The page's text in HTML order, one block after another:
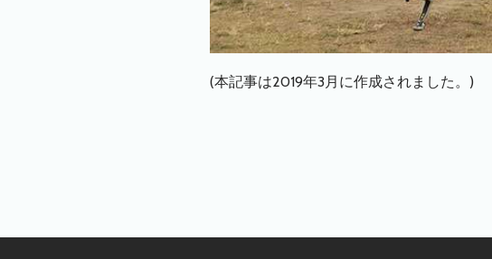
(本記事は2019年3月に作成されました。)